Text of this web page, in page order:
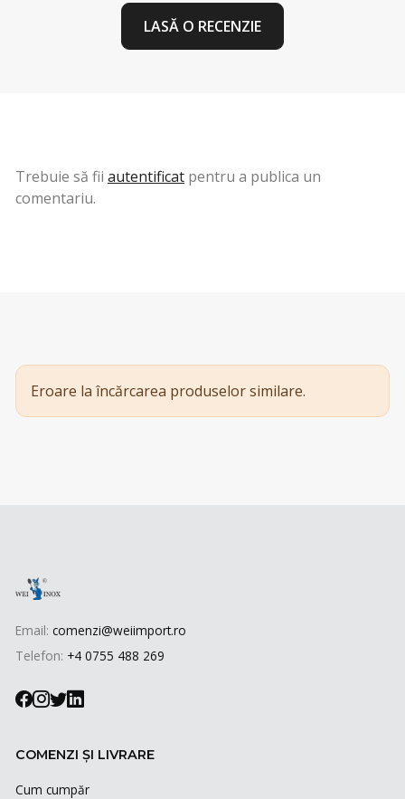
LASĂ O RECENZIE
Trebuie să fii autentificat pentru a publica un
comentariu.
Eroare la încărcarea produselor similare.
Email: comenzi@weiimport.ro
Telefon: +4 0755 488 269
COMENZI ȘI LIVRARE
Cum cumpăr